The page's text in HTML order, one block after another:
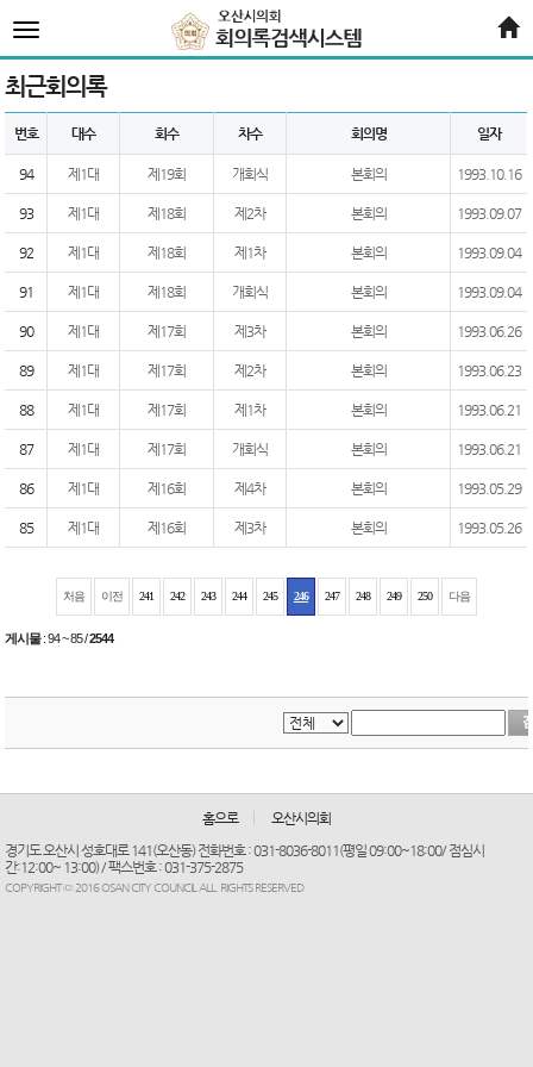
전
메
뉴
최근회의록
번호 대수 회수 차수 회의명 일자
94 제1대 제19회 개회식 본회의 1993.10.16
93 제1대 제18회 제2차 본회의 1993.09.07
92 제1대 제18회 제1차 본회의 1993.09.04
91 제1대 제18회 개회식 본회의 1993.09.04
90 제1대 제17회 제3차 본회의 1993.06.26
89 제1대 제17회 제2차 본회의 1993.06.23
88 제1대 제17회 제1차 본회의 1993.06.21
87 제1대 제17회 개회식 본회의 1993.06.21
86 제1대 제16회 제4차 본회의 1993.05.29
85 제1대 제16회 제3차 본회의 1993.05.26
처음 이전 241 242 243 244 245 246 247 248 249 250 다음
게시물:94 ~ 85/2544
홈으로
오산시의회
경기도 오산시 성호대로 141(오산동) 전화번호 : 031-8036-8011(평일 09:00~18:00/ 점심시
간:12:00~ 13:00) / 팩스번호 : 031-375-2875
COPYRIGHT © 2016 OSAN CITY COUNCIL ALL. RIGHTS RESERVED